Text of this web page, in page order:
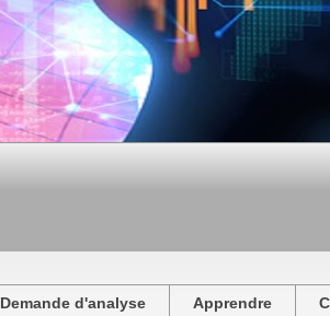
Demande d'analyse Apprendre